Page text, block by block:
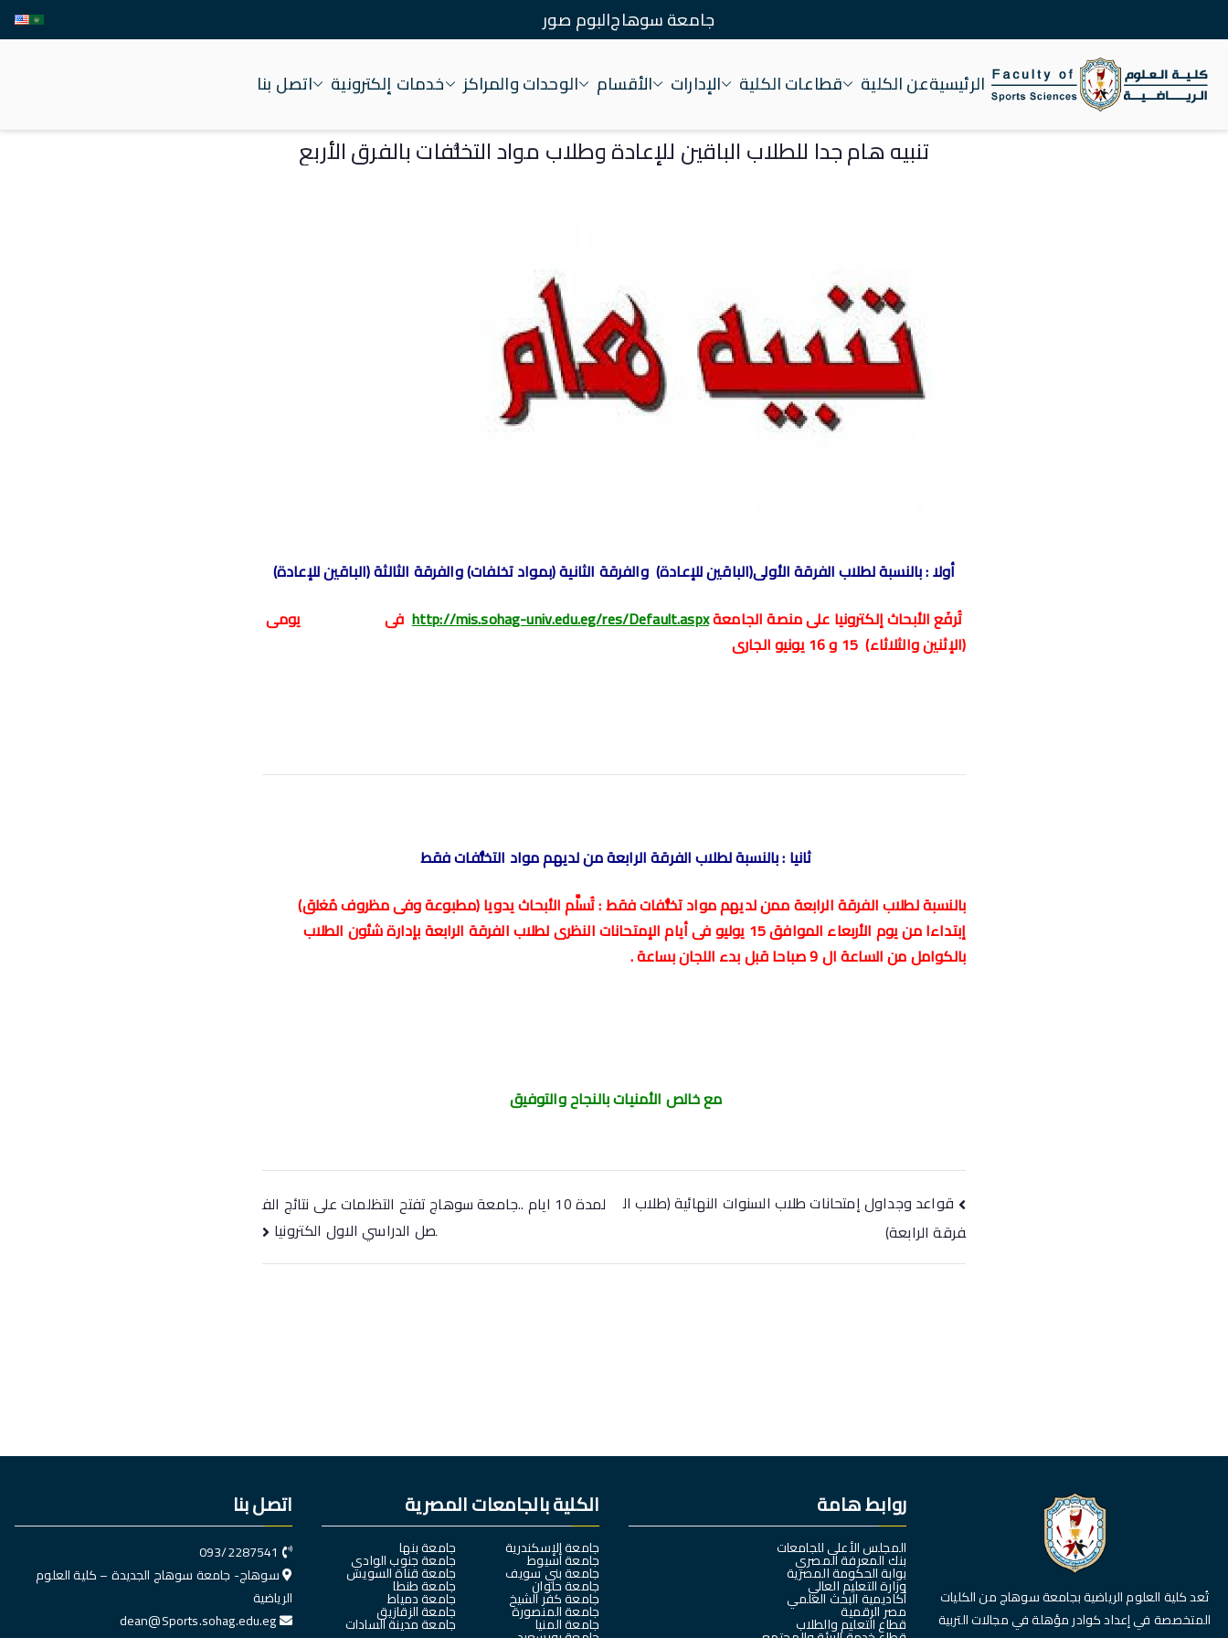
جامعة سوهاجالبوم صور
الرئيسيةعن الكلية قطاعات الكلية الإدارات الأقسام الوحدات والمراكز خدمات إلكترونية اتصل بنا
تنبيه هام جدا للطلاب الباقين للإعادة وطلاب مواد التخلُّفات بالفرق الأربع
أولا : بالنسبة لطلاب الفرقة الأولى(الباقين للإعادة) والفرقة الثانية (بمواد تخلفات) والفرقة الثالثة (الباقين للإعادة)
تُرفَع الأبحاث إلكترونيا على منصة الجامعةhttp://mis.sohag-univ.edu.eg/res/Default.aspxفى يومى
(الإثنين والثلاثاء) 15 و 16 يونيو الجارى
ثانيا : بالنسبة لطلاب الفرقة الرابعة من لديهم مواد التخلُّفات فقط
بالنسبة لطلاب الفرقة الرابعة ممن لديهم مواد تخلُّفات فقط : تُسلَّم الأبحاث يدويا (مطبوعة وفى مظروف مُغلق)
إبتداءا من يوم الأربعاء الموافق 15 يوليو فى أيام الإمتحانات النظرى لطلاب الفرقة الرابعة بإدارة شئون الطلاب
بالكوامل من الساعة ال 9 صباحا قبل بدء اللجان بساعة .
مع خالص الأمنيات بالنجاح والتوفيق
قواعد وجداول إمتحانات طلاب السنوات النهائية (طلاب ال
فرقة الرابعة)
لمدة 10 ايام ..جامعة سوهاج تفتح التظلمات على نتائج الف
صل الدراسي الاول الكترونيا
تُعد كلية العلوم الرياضية بجامعة سوهاج من الكليات
المتخصصة في إعداد كوادر مؤهلة في مجالات التربية
روابط هامة
المجلس الأعلى للجامعات
بنك المعرفة المصري
بوابة الحكومة المصرية
وزارة التعليم العالي
أكاديمية البحث العلمي
مصر الرقمية
قطاع التعليم والطلاب
الكلية بالجامعات المصرية
جامعة الإسكندرية
جامعة أسيوط
جامعة بني سويف
جامعة حلوان
جامعة كفر الشيخ
جامعة المنصورة
جامعة المنيا
جامعة بنها
جامعة جنوب الوادي
جامعة قناة السويس
جامعة طنطا
جامعة دمياط
جامعة الزقازيق
جامعة مدينة السادات
اتصل بنا
093/2287541
سوهاج- جامعة سوهاج الجديدة – كلية العلوم
الرياضية